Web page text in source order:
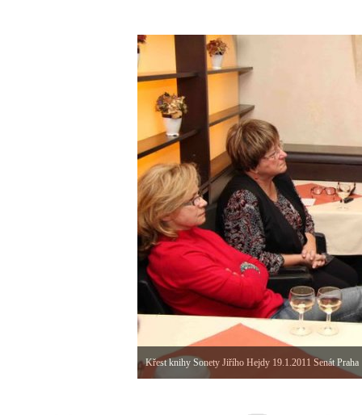
Křest knihy Sonety Jiřího Hejdy 19.1.2011 Senát Praha